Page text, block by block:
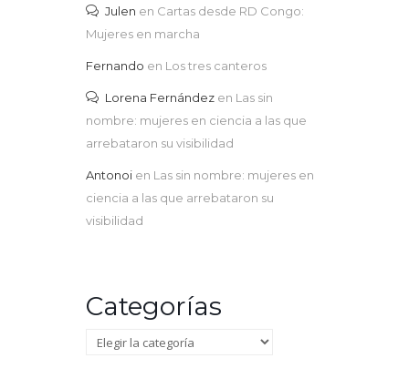
Julen en Cartas desde RD Congo:
Mujeres en marcha
Fernando en Los tres canteros
Lorena Fernández en Las sin
nombre: mujeres en ciencia a las que
arrebataron su visibilidad
Antonoi en Las sin nombre: mujeres en
ciencia a las que arrebataron su
visibilidad
Categorías
Categorías